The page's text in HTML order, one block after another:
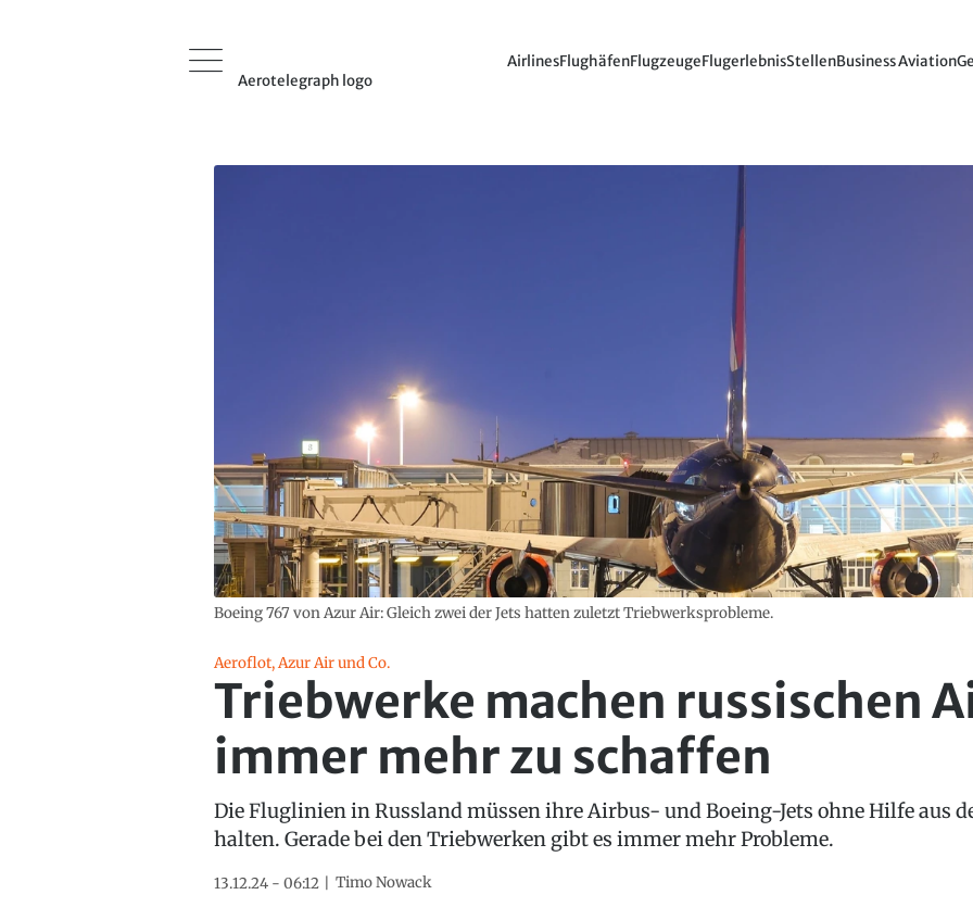
Aerotelegraph logo
AirlinesFlughäfenFlugzeugeFlugerlebnisStellenBusiness Aviation
Boeing 767 von Azur Air: Gleich zwei der Jets hatten zuletzt Triebwerksprobleme.
Aeroflot, Azur Air und Co.
Triebwerke machen russischen
immer mehr zu schaffen
Die Fluglinien in Russland müssen ihre Airbus- und Boeing-Jets ohne Hilfe aus
halten. Gerade bei den Triebwerken gibt es immer mehr Probleme.
13.12.24 - 06:12 Timo Nowack